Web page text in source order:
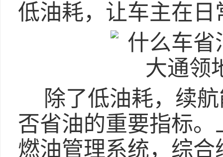
低油耗，让车主在
除了低油耗，续
否省油的重要指标
燃油管理系统，综合